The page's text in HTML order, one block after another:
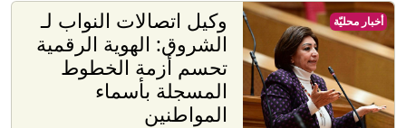
وكيل اتصالات النواب لـ
الشروق: الهوية الرقمية
تحسم أزمة الخطوط
المسجلة بأسماء
المواطنين
أخبار محليّة